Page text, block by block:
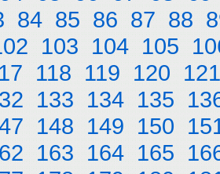
84 85 86 87 88
103 104 105
118 119 120 121
133 134 135
148 149 150
163 164 165